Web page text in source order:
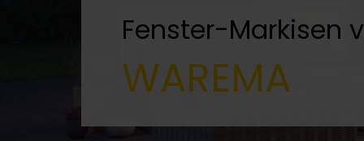
Fenster-Markisen
WAREMA